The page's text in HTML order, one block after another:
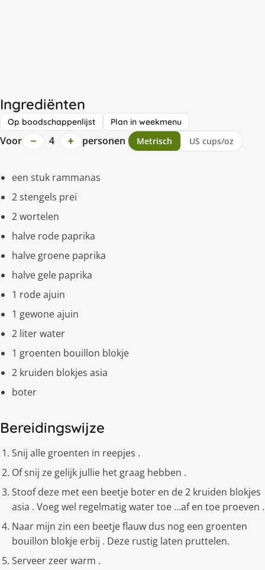
Ingrediënten
Op boodschappenlijst Plan in weekmenu
Voor − 4 + personen Metrisch US cups/oz
een stuk rammanas
2 stengels prei
2 wortelen
halve rode paprika
halve groene paprika
halve gele paprika
1 rode ajuin
1 gewone ajuin
2 liter water
1 groenten bouillon blokje
2 kruiden blokjes asia
boter
Bereidingswijze
Snij alle groenten in reepjes .
Of snij ze gelijk jullie het graag hebben .
Stoof deze met een beetje boter en de 2 kruiden blokjes
asia . Voeg wel regelmatig water toe ...af en toe proeven .
Naar mijn zin een beetje flauw dus nog een groenten
bouillon blokje erbij . Deze rustig laten pruttelen.
Serveer zeer warm .